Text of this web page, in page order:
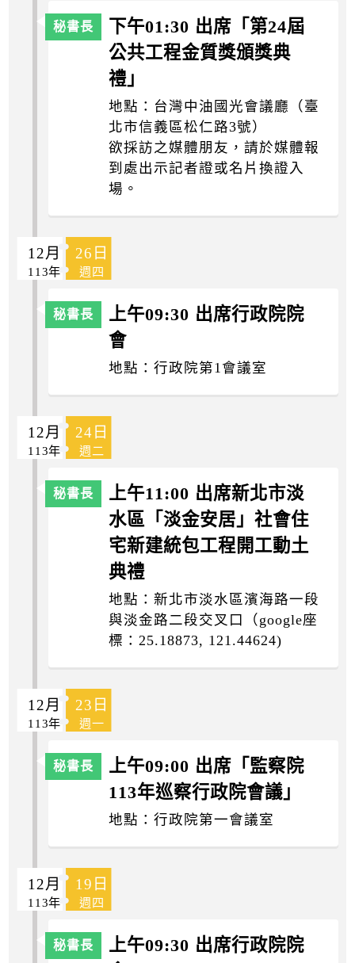
下午01:30 出席「第24屆
公共工程金質獎頒獎典
禮」
地點：台灣中油國光會議廳（臺
北市信義區松仁路3號）
欲採訪之媒體朋友，請於媒體報
到處出示記者證或名片換證入
場。
12月 26日
113年 週四
上午09:30 出席行政院院
會
地點：行政院第1會議室
12月 24日
113年 週二
上午11:00 出席新北市淡
水區「淡金安居」社會住
宅新建統包工程開工動土
典禮
地點：新北市淡水區濱海路一段
與淡金路二段交叉口（google座
標：25.18873, 121.44624)
12月 23日
113年 週一
上午09:00 出席「監察院
113年巡察行政院會議」
地點：行政院第一會議室
12月 19日
113年 週四
上午09:30 出席行政院院